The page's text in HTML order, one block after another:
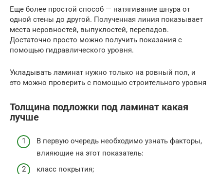
Еще более простой способ — натягивание шнура от
одной стены до другой. Полученная линия показывает
места неровностей, выпуклостей, перепадов.
Достаточно просто можно получить показания с
помощью гидравлического уровня.
Укладывать ламинат нужно только на ровный пол, и
это можно проверить с помощью строительного уровня
Толщина подложки под ламинат какая
лучше
В первую очередь необходимо узнать факторы,
влияющие на этот показатель:
класс покрытия;